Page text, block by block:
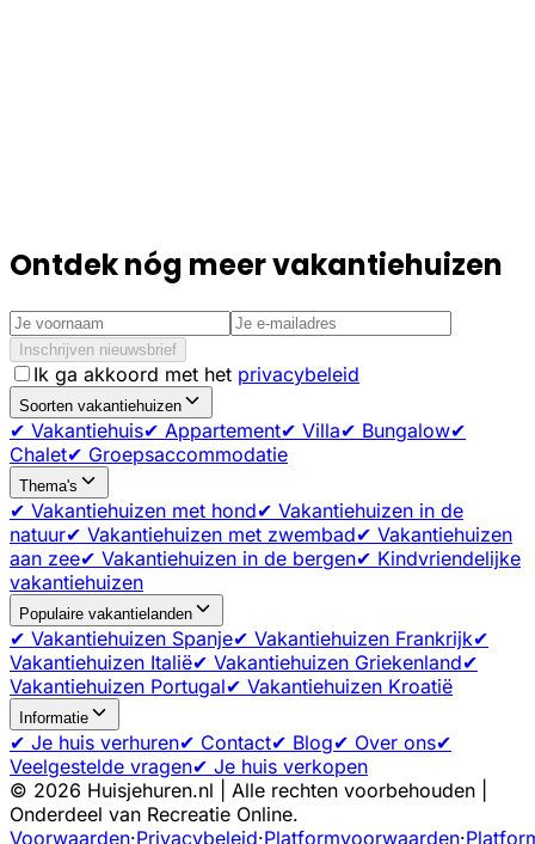
Ontdek nóg meer vakantiehuizen
Inschrijven nieuwsbrief
Ik ga akkoord met het privacybeleid
Soorten vakantiehuizen
✔ Vakantiehuis✔ Appartement✔ Villa✔ Bungalow✔
Chalet✔ Groepsaccommodatie
Thema's
✔ Vakantiehuizen met hond✔ Vakantiehuizen in de
natuur✔ Vakantiehuizen met zwembad✔ Vakantiehuizen
aan zee✔ Vakantiehuizen in de bergen✔ Kindvriendelijke
vakantiehuizen
Populaire vakantielanden
✔ Vakantiehuizen Spanje✔ Vakantiehuizen Frankrijk✔
Vakantiehuizen Italië✔ Vakantiehuizen Griekenland✔
Vakantiehuizen Portugal✔ Vakantiehuizen Kroatië
Informatie
✔ Je huis verhuren✔ Contact✔ Blog✔ Over ons✔
Veelgestelde vragen✔ Je huis verkopen
© 2026 Huisjehuren.nl | Alle rechten voorbehouden |
Onderdeel van Recreatie Online.
Voorwaarden·Privacybeleid·Platformvoorwaarden·